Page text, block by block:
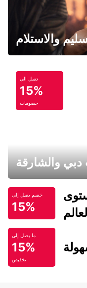
والاستلام
تصل الى
15%
خصومات
والشارقة
خصم يصل إلى
15%
العالم
ما يصل إلى
15%
تخفيض